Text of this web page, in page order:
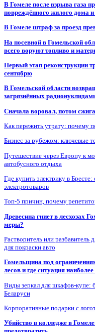
В Гомеле после взрыва газа
повреждённого жилого дома
В Гомеле штраф за проезд
На посевной в Гомельской
всего воруют топливо и
Первый этап реконструкции
сентябрю
В Гомельской области
загрязнённых
Сначала воровал, потом
Как пережить утрату: почему
Бизнес за рубежом: ключевые
Путешествие через Европу к
автобусного отдыха
Где купить электрику в
электротоваров
Топ-5 причин, почему
Древесина гниет в лесхозах
меры?
Растворитель или разбавитель
для покраски авто
Гомельщина под
лесов и где ситуация
Виды зеркал для шкафов-купе:
Беларуси
Корпоративные подарки с
Убийство в колледже в